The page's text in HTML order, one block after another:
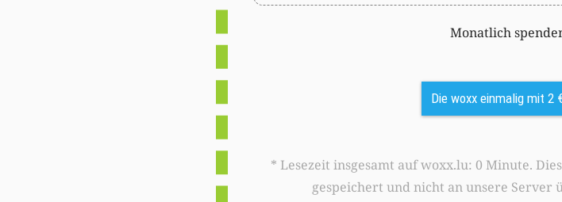
Monatlich
Die woxx einmalig mit 2
* Lesezeit insgesamt auf woxx.lu: 0 Minute. Diese Daten werden nur in Ihrem Browser
gespeichert und nicht an unsere Server